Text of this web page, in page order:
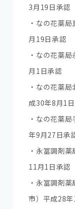
3月19日承認
・なの花薬
月19日承認
・なの花薬
月1日承認
・なの花薬
成30年8月1
・なの花薬
年9月27日承
・永冨調剤
11月1日承認
・永冨調剤
市）平成28